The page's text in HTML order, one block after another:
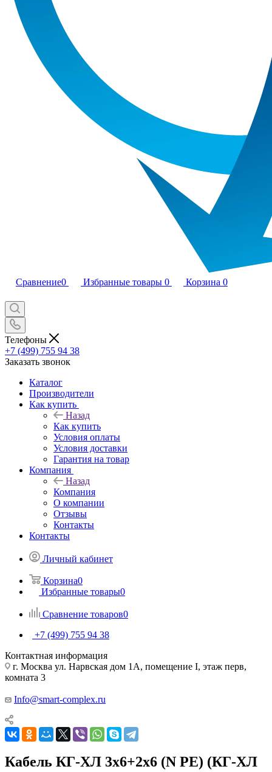
Сравнение0 Избранные товары 0 Корзина 0
Телефоны
+7 (499) 755 94 38
Заказать звонок
Каталог
Производители
Как купить
Назад
Как купить
Условия оплаты
Условия доставки
Гарантия на товар
Компания
Назад
Компания
О компании
Отзывы
Контакты
Контакты
Личный кабинет
Корзина0
Избранные товары0
Сравнение товаров0
+7 (499) 755 94 38
Контактная информация
г. Москва ул. Нарвская дом 1А, помещение I, этаж перв,
комната 3
Info@smart-complex.ru
Кабель КГ-ХЛ 3х6+2х6 (N PE) (КГ-ХЛ